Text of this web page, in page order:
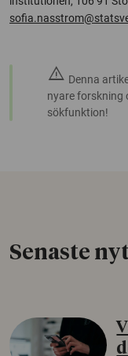
warning Denna
nyare forskning
sökfunktion!
Senaste